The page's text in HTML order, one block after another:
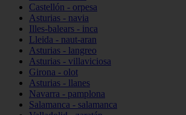
Castellón - orpesa
Asturias - navia
Illes-balears - inca
Lleida - naut-aran
Asturias - langreo
Asturias - villaviciosa
Girona - olot
Asturias - llanes
Navarra - pamplona
Salamanca - salamanca